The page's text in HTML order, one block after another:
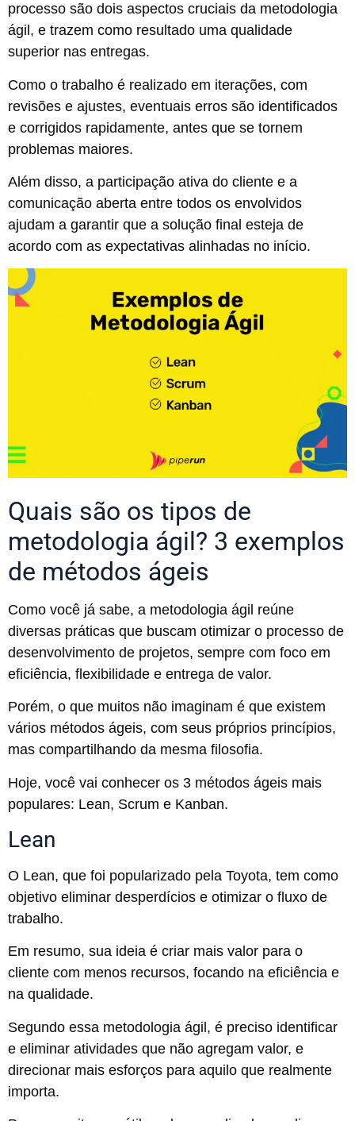
processo são dois aspectos cruciais da metodologia
ágil, e trazem como resultado uma qualidade
superior nas entregas.
Como o trabalho é realizado em iterações, com
revisões e ajustes, eventuais erros são identificados
e corrigidos rapidamente, antes que se tornem
problemas maiores.
Além disso, a participação ativa do cliente e a
comunicação aberta entre todos os envolvidos
ajudam a garantir que a solução final esteja de
acordo com as expectativas alinhadas no início.
Quais são os tipos de
metodologia ágil? 3 exemplos
de métodos ágeis
Como você já sabe, a metodologia ágil reúne
diversas práticas que buscam otimizar o processo de
desenvolvimento de projetos, sempre com foco em
eficiência, flexibilidade e entrega de valor.
Porém, o que muitos não imaginam é que existem
vários métodos ágeis, com seus próprios princípios,
mas compartilhando da mesma filosofia.
Hoje, você vai conhecer os 3 métodos ágeis mais
populares: Lean, Scrum e Kanban.
Lean
O Lean, que foi popularizado pela Toyota, tem como
objetivo eliminar desperdícios e otimizar o fluxo de
trabalho.
Em resumo, sua ideia é criar mais valor para o
cliente com menos recursos, focando na eficiência e
na qualidade.
Segundo essa metodologia ágil, é preciso identificar
e eliminar atividades que não agregam valor, e
direcionar mais esforços para aquilo que realmente
importa.